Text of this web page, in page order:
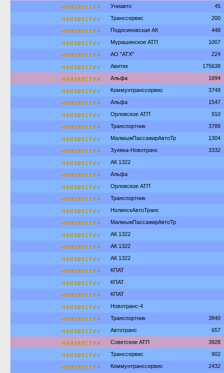
неизвестен Униавто 45
неизвестен Транссервис 200
неизвестен Подосиновская АК 448
неизвестен Мурашинское АТП 1007
неизвестен АО "АТХ" 224
неизвестен Авитек 175638
неизвестен Альфа 1694
неизвестен Коммунтранссервис 3749
неизвестен Альфа 1547
неизвестен Орловское АТП 910
неизвестен Транспортник 3788
неизвестен МалмыжПассажирАвтоТр 1304
неизвестен Зуевка-Новотранс 3332
неизвестен АК 1322
неизвестен Альфа
неизвестен Орловское АТП
неизвестен Транспортник
неизвестен НолинскАвтоТранс
неизвестен МалмыжПассажирАвтоТр
неизвестен АК 1322
неизвестен АК 1322
неизвестен АК 1322
неизвестен КПАТ
неизвестен КПАТ
неизвестен КПАТ
неизвестен Новотранс-4
неизвестен Транспортник 3840
неизвестен Автотранс 657
неизвестен Советское АТП 3928
неизвестен Транссервис 902
неизвестен Коммунтранссервис 2432